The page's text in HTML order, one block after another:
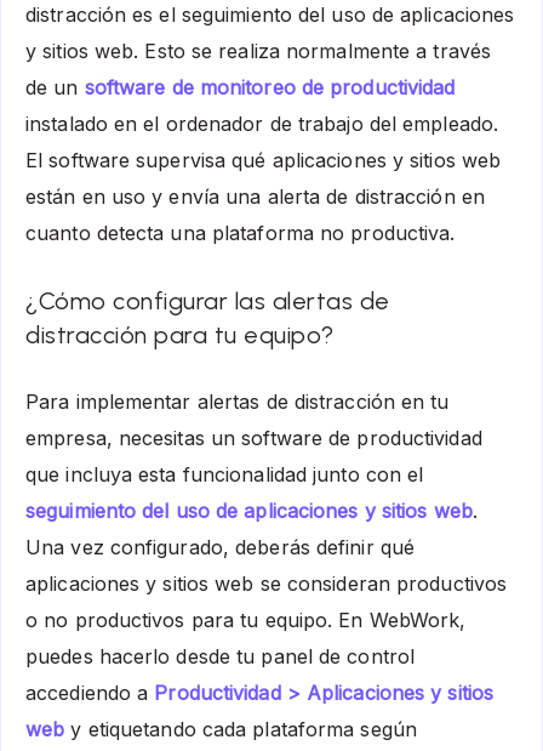
distracción es el seguimiento del uso de aplicaciones
y sitios web. Esto se realiza normalmente a través
de un software de monitoreo de productividad
instalado en el ordenador de trabajo del empleado.
El software supervisa qué aplicaciones y sitios web
están en uso y envía una alerta de distracción en
cuanto detecta una plataforma no productiva.
¿Cómo configurar las alertas de
distracción para tu equipo?
Para implementar alertas de distracción en tu
empresa, necesitas un software de productividad
que incluya esta funcionalidad junto con el
seguimiento del uso de aplicaciones y sitios web.
Una vez configurado, deberás definir qué
aplicaciones y sitios web se consideran productivos
o no productivos para tu equipo. En WebWork,
puedes hacerlo desde tu panel de control
accediendo a Productividad > Aplicaciones y sitios
web y etiquetando cada plataforma según